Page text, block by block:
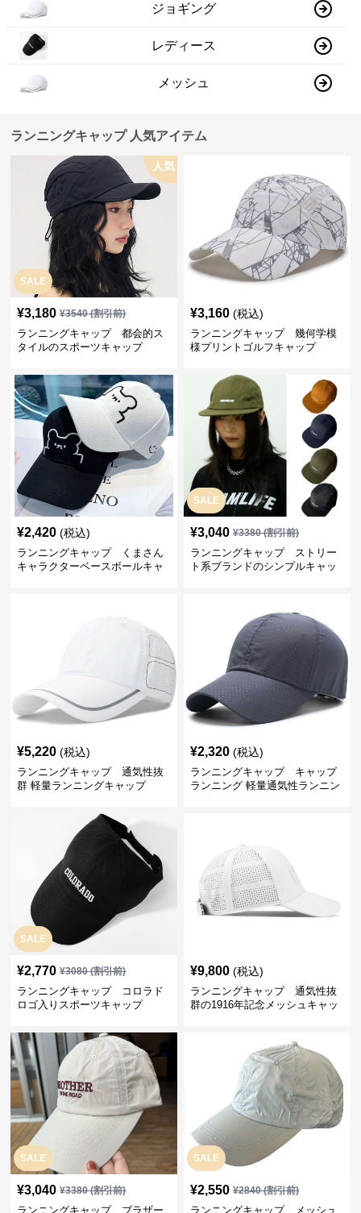
ジョギング
レディース
メッシュ
ランニングキャップ 人気アイテム
SALE
人気
¥3,180 ¥3540(割引前)
ランニングキャップ 都会的ス
タイルのスポーツキャップ
¥3,160 (税込)
ランニングキャップ 幾何学模
様プリントゴルフキャップ
¥2,420 (税込)
ランニングキャップ くまさん
キャラクターベースボールキャ
SALE
¥3,040 ¥3380(割引前)
ランニングキャップ ストリー
ト系ブランドのシンプルキャッ
¥5,220 (税込)
ランニングキャップ 通気性抜
群 軽量ランニングキャップ
¥2,320 (税込)
ランニングキャップ キャップ
ランニング 軽量通気性ランニン
SALE
¥2,770 ¥3080(割引前)
ランニングキャップ コロラド
ロゴ入りスポーツキャップ
¥9,800 (税込)
ランニングキャップ 通気性抜
群の1916年記念メッシュキャッ
SALE
¥3,040 ¥3380(割引前)
ランニングキャップ ブラザー
SALE
¥2,550 ¥2840(割引前)
ランニングキャップ メッシュ